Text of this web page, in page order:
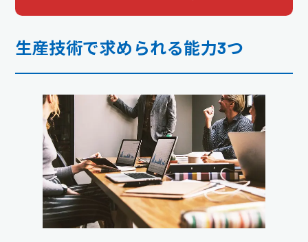
生産技術で求められる能力3つ